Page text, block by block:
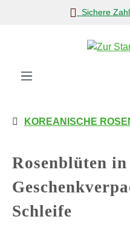
Zum Hauptinhalt springen
Sichere
KOREANISCHE
Rosenblüten in
Schleife